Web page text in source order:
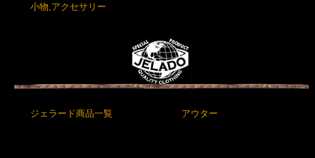
小物,アクセサリー
ジェラード商品一覧 アウター